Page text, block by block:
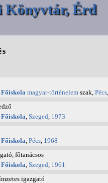
Könyvtár, Érd
magyar-történelem szak, Pécs
Szeged 1973
Pécs 1968
főtanácsos
Szeged 1961
igazgató